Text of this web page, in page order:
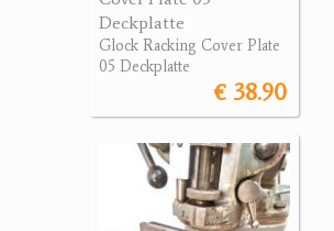
Glock Racking Cover Plate
05 Deckplatte
€ 38.90